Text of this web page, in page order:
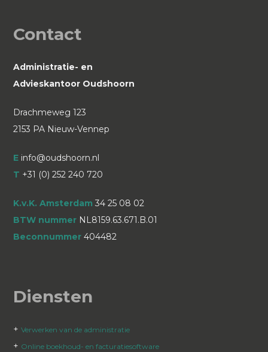
Contact
Administratie- en
Advieskantoor Oudshoorn
Drachmeweg 123
2153 PA Nieuw-Vennep
E info@oudshoorn.nl
T +31 (0) 252 240 720
K.v.K. Amsterdam 34 25 08 02
BTW nummer NL8159.63.671.B.01
Beconnummer 404482
Diensten
+Verwerken van de administratie
+ Online boekhoud- en facturatiesoftware